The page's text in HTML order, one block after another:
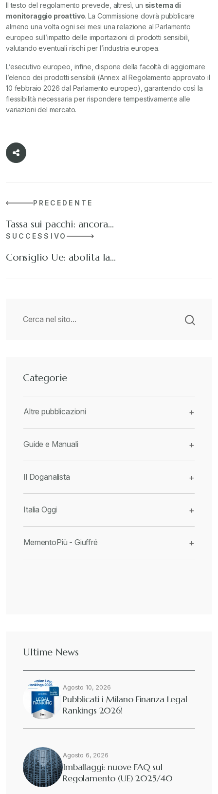
Il testo del regolamento prevede, altresì, un sistema di
monitoraggio proattivo. La Commissione dovrà pubblicare
almeno una volta ogni sei mesi una relazione al Parlamento
europeo sull’impatto delle importazioni di prodotti sensibili,
valutando eventuali rischi per l’industria europea.
L’esecutivo europeo, infine, dispone della facoltà di aggiornare
l’elenco dei prodotti sensibili (Annex al Regolamento approvato il
10 febbraio 2026 dal Parlamento europeo), garantendo così la
flessibilità necessaria per rispondere tempestivamente alle
variazioni del mercato.
PRECEDENTE
Tassa sui pacchi: ancora…
SUCCESSIVO
Consiglio Ue: abolita la…
Categorie
Altre pubblicazioni +
Guide e Manuali +
Il Doganalista +
Italia Oggi +
MementoPiù - Giuffré +
Ultime News
Agosto 10, 2026
Pubblicati i Milano Finanza Legal
Rankings 2026!
Agosto 6, 2026
Imballaggi: nuove FAQ sul
Regolamento (UE) 2025/40